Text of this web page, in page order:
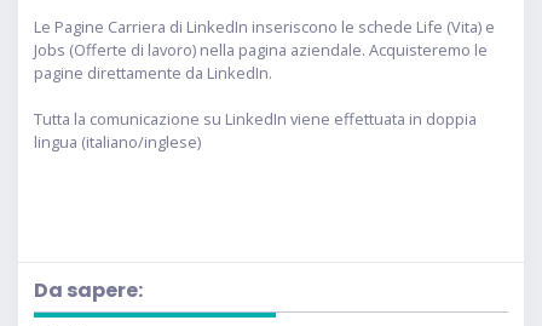
Le Pagine Carriera di LinkedIn inseriscono le schede Life (Vita) e
Jobs (Offerte di lavoro) nella pagina aziendale. Acquisteremo le
pagine direttamente da LinkedIn.
Tutta la comunicazione su LinkedIn viene effettuata in doppia
lingua (italiano/inglese)
Da sapere: